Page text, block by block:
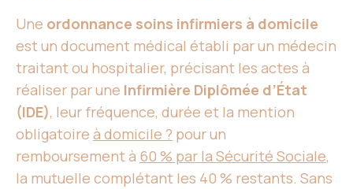
Une ordonnance soins infirmiers à domicile
est un document médical établi par un médecin
traitant ou hospitalier, précisant les actes à
réaliser par une Infirmière Diplômée d’État
(IDE), leur fréquence, durée et la mention
obligatoire à domicile ? pour un
remboursement à 60 % par la Sécurité Sociale,
la mutuelle complétant les 40 % restants. Sans